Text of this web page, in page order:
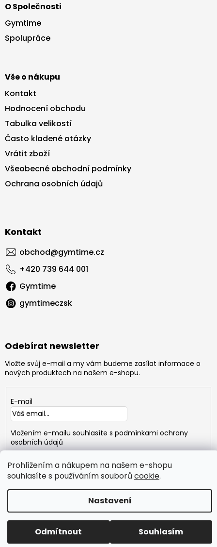
Prohlížením a nákupem na našem e-shopu
souhlasíte s používáním souborů cookie.
Nastavení
Odmítnout Souhlasím
p
a
O Společnosti
Gymtime
Spolupráce
Vše o nákupu
Kontakt
Hodnocení obchodu
Tabulka velikostí
Často kladené otázky
Vrátit zboží
Všeobecné obchodní podmínky
Ochrana osobních údajů
Kontakt
obchod@gymtime.cz
+420 739 644 001
Gymtime
gymtimeczsk
Odebírat newsletter
Vložte svůj e-mail a my vám budeme zasílat informace o
nových produktech na našem e-shopu.
E-mail
Vložením e-mailu souhlasíte s podmínkami ochrany
osobních údajů
PŘIHLÁSIT
SE
GYMTIME. Všechna práva vyhrazena.